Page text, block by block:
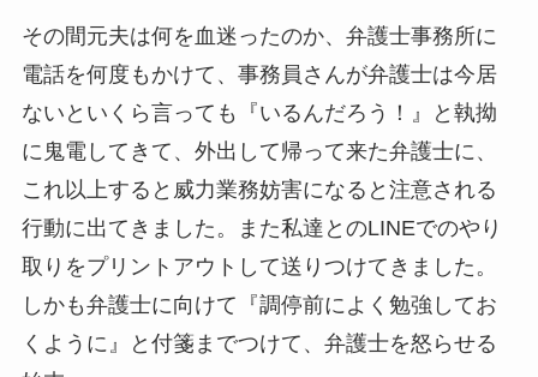
その間元夫は何を血迷ったのか、弁護士事務所に
電話を何度もかけて、事務員さんが弁護士は今居
ないといくら言っても『いるんだろう！』と執拗
に鬼電してきて、外出して帰って来た弁護士に、
これ以上すると威力業務妨害になると注意される
行動に出てきました。また私達とのLINEでのやり
取りをプリントアウトして送りつけてきました。
しかも弁護士に向けて『調停前によく勉強してお
くように』と付箋までつけて、弁護士を怒らせる